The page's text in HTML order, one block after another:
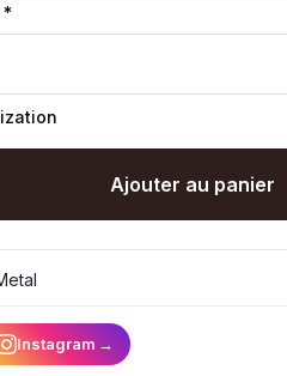
Ajouter au panier
Instagram →